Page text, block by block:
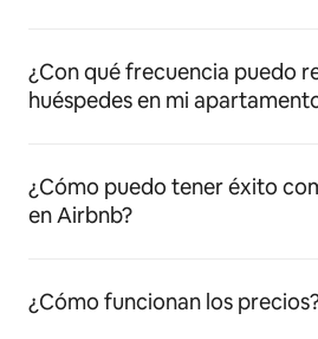
¿Con qué frecuencia puedo
huéspedes en mi
¿Cómo puedo tener éxito
en Airbnb?
¿Cómo funcionan los